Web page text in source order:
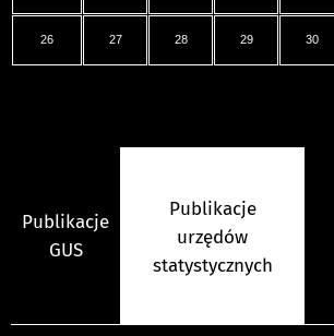
26 27 28 29 30
Publikacje
GUS
Publikacje
urzędów
statystycznych